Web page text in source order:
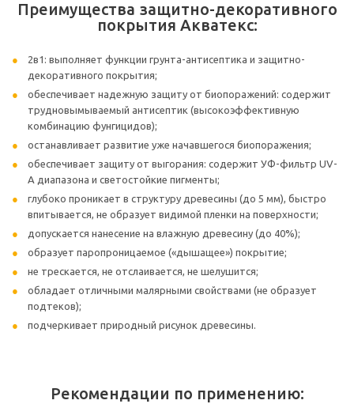
Преимущества защитно-декоративного
покрытия Акватекс:
2в1: выполняет функции грунта-антисептика и защитно-
декоративного покрытия;
обеспечивает надежную защиту от биопоражений: содержит
трудновымываемый антисептик (высокоэффективную
комбинацию фунгицидов);
останавливает развитие уже начавшегося биопоражения;
обеспечивает защиту от выгорания: содержит УФ-фильтр UV-
A диапазона и светостойкие пигменты;
глубоко проникает в структуру древесины (до 5 мм), быстро
впитывается, не образует видимой пленки на поверхности;
допускается нанесение на влажную древесину (до 40%);
образует паропроницаемое («дышащее») покрытие;
не трескается, не отслаивается, не шелушится;
обладает отличными малярными свойствами (не образует
подтеков);
подчеркивает природный рисунок древесины.
Рекомендации по применению: